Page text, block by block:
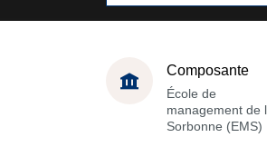
Composante
École de
management de
Sorbonne (EMS)